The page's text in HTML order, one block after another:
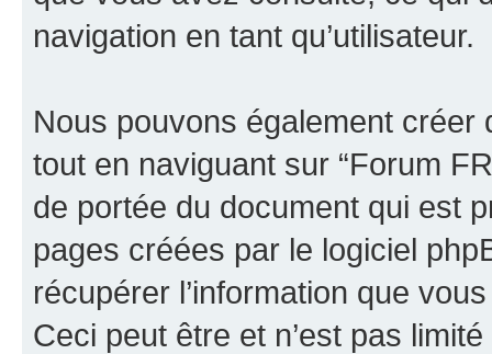
navigation en tant qu’utilisateur.
Nous pouvons également
tout en naviguant sur “Forum
de portée du document qui est
pages créées par le logiciel
récupérer l’information que
Ceci peut être et n’est pas